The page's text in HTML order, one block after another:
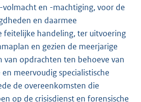
en -machtiging, voor de
en daarmee
feitelijke handeling, ter uitvoering
en gezien de meerjarige
van opdrachten ten behoeve van
meervoudig specialistische
de overeenkomsten die
op de crisisdienst en forensische